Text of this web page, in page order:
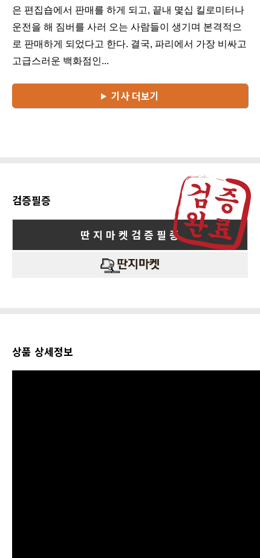
은 편집숍에서 판매를 하게 되고, 끝내 몇십 킬로미터나
운전을 해 짐버를 사러 오는 사람들이 생기며 본격적으
로 판매하게 되었다고 한다. 결국, 파리에서 가장 비싸고
고급스러운 백화점인...
기사 더보기
검증필증
딴 지 마 켓 검 증 필 증
상품 상세정보